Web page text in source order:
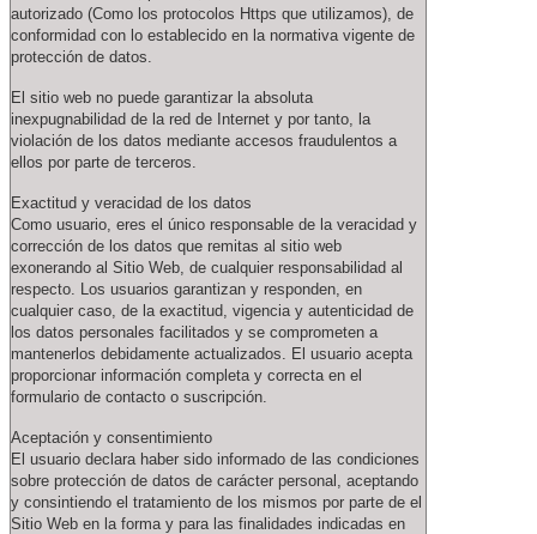
autorizado (Como los protocolos Https que utilizamos), de
conformidad con lo establecido en la normativa vigente de
protección de datos.
El sitio web no puede garantizar la absoluta
inexpugnabilidad de la red de Internet y por tanto, la
violación de los datos mediante accesos fraudulentos a
ellos por parte de terceros.
Exactitud y veracidad de los datos
Como usuario, eres el único responsable de la veracidad y
corrección de los datos que remitas al sitio web
exonerando al Sitio Web, de cualquier responsabilidad al
respecto. Los usuarios garantizan y responden, en
cualquier caso, de la exactitud, vigencia y autenticidad de
los datos personales facilitados y se comprometen a
mantenerlos debidamente actualizados. El usuario acepta
proporcionar información completa y correcta en el
formulario de contacto o suscripción.
Aceptación y consentimiento
El usuario declara haber sido informado de las condiciones
sobre protección de datos de carácter personal, aceptando
y consintiendo el tratamiento de los mismos por parte de el
Sitio Web en la forma y para las finalidades indicadas en